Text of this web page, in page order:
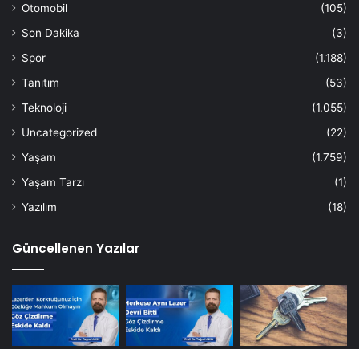
Otomobil
(105)
Son Dakika
(3)
Spor
(1.188)
Tanıtım
(53)
Teknoloji
(1.055)
Uncategorized
(22)
Yaşam
(1.759)
Yaşam Tarzı
(1)
Yazılım
(18)
Güncellenen Yazılar